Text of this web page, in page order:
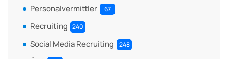
Personalvermittler 67
Recruiting 240
Social Media Recruiting 248